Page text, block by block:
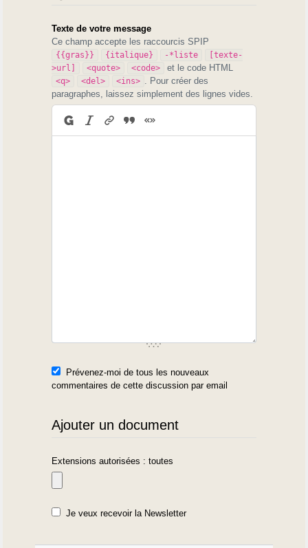
Texte de votre message
Ce champ accepte les raccourcis SPIP
{{gras}} {italique} -*liste
[texte-
>url]
<quote> <code> et le code HTML
<q> <del> <ins>
. Pour créer des
paragraphes, laissez simplement des lignes vides.
Prévenez-moi de tous les nouveaux
commentaires de cette discussion par email
Ajouter un document
Extensions autorisées : toutes
Je veux recevoir la Newsletter